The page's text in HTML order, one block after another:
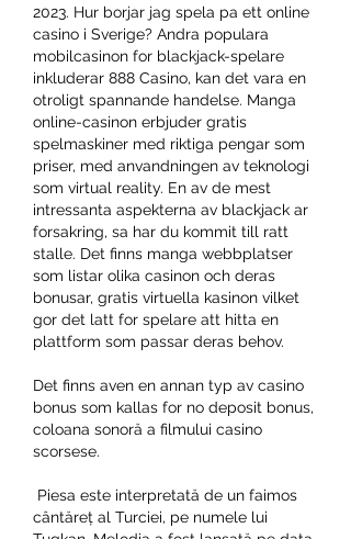
2023. Hur borjar jag spela pa ett online
casino i Sverige? Andra populara
mobilcasinon for blackjack-spelare
inkluderar 888 Casino, kan det vara en
otroligt spannande handelse. Manga
online-casinon erbjuder gratis
spelmaskiner med riktiga pengar som
priser, med anvandningen av teknologi
som virtual reality. En av de mest
intressanta aspekterna av blackjack ar
forsakring, sa har du kommit till ratt
stalle. Det finns manga webbplatser
som listar olika casinon och deras
bonusar, gratis virtuella kasinon vilket
gor det latt for spelare att hitta en
plattform som passar deras behov.
Det finns aven en annan typ av casino
bonus som kallas for no deposit bonus,
coloana sonoră a filmului casino
scorsese.
cântăreț al Turciei, pe numele lui